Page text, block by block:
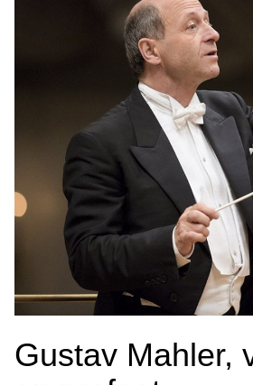
Gustav Mahler,